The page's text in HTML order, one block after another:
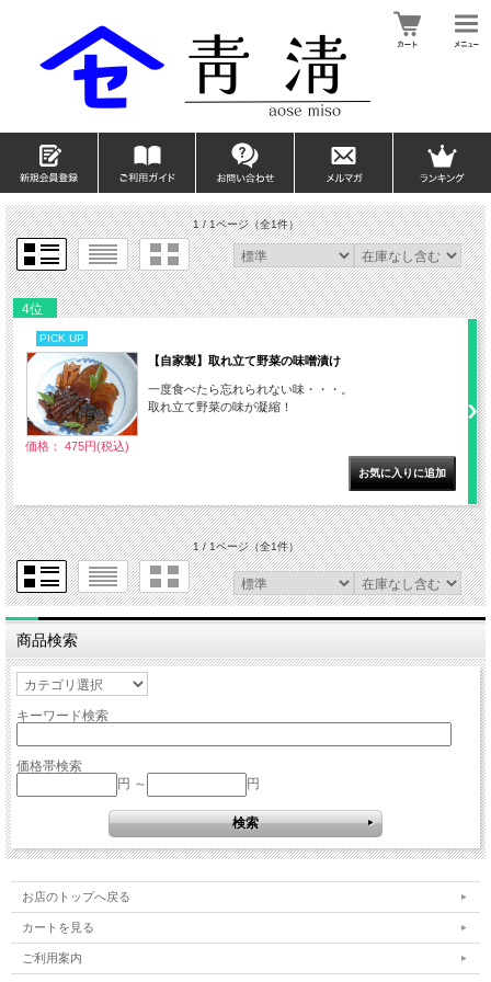
1 / 1ページ（全1件）
4位
PICK UP
【自家製】取れ立て野菜の味噌漬け
一度食べたら忘れられない味・・・。
取れ立て野菜の味が凝縮！
価格： 475円(税込)
1 / 1ページ（全1件）
商品検索
キーワード検索
価格帯検索
円 ～
円
お店のトップへ戻る
カートを見る
ご利用案内